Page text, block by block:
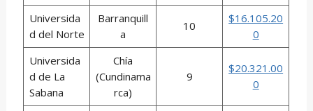
Universida
d del Norte
Barranquill
a
10
$16.105.20
0
Universida
d de La
Sabana
Chía
(Cundinama
rca)
9
$20.321.00
0